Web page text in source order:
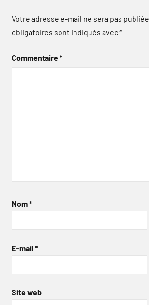
Votre adresse e-mail ne sera pas publiée.
obligatoires sont indiqués avec*
Commentaire*
Nom*
E-mail *
Site web